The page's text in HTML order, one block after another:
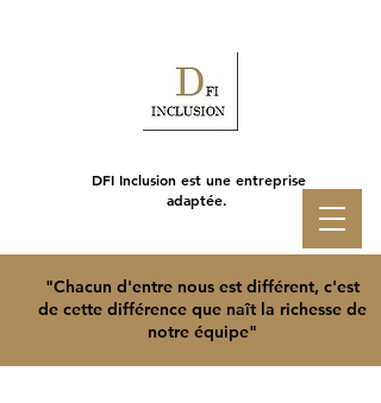
"Chacun d'entre nous est différent, c'est
de cette différence que naît la richesse de
notre équipe"
DFI Inclusion est une entreprise
adaptée.